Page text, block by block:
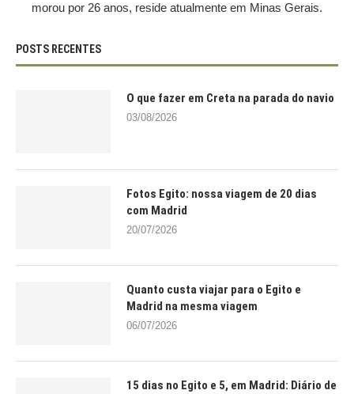
morou por 26 anos, reside atualmente em Minas Gerais.
POSTS RECENTES
O que fazer em Creta na parada do navio
03/08/2026
Fotos Egito: nossa viagem de 20 dias
com Madrid
20/07/2026
Quanto custa viajar para o Egito e
Madrid na mesma viagem
06/07/2026
15 dias no Egito e 5, em Madrid: Diário de